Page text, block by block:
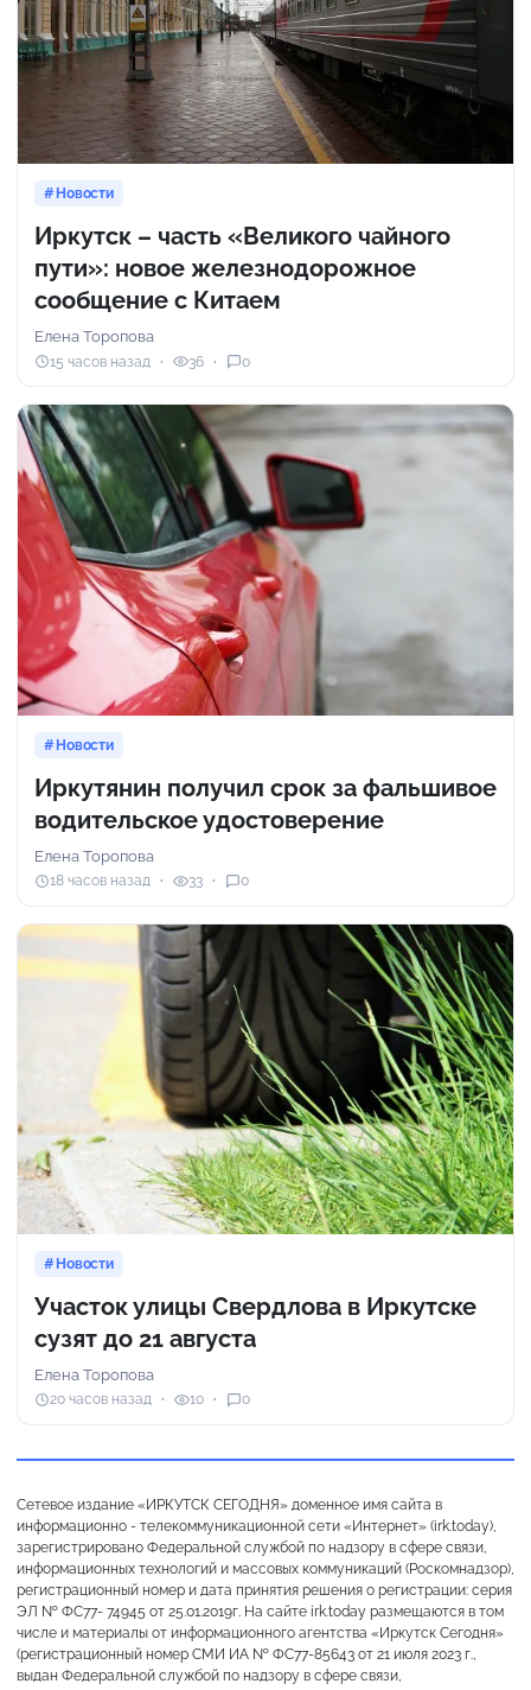
Новости
Иркутск – часть «Великого чайного
пути»: новое железнодорожное
сообщение с Китаем
Елена Торопова
15 часов назад 36 0
Новости
Иркутянин получил срок за фальшивое
водительское удостоверение
Елена Торопова
18 часов назад 33 0
Новости
Участок улицы Свердлова в Иркутске
сузят до 21 августа
Елена Торопова
20 часов назад 10 0
Сетевое издание «ИРКУТСК СЕГОДНЯ» доменное имя сайта в
информационно - телекоммуникационной сети «Интернет» (irk.today),
зарегистрировано Федеральной службой по надзору в сфере связи,
информационных технологий и массовых коммуникаций (Роскомнадзор),
регистрационный номер и дата принятия решения о регистрации: серия
ЭЛ № ФС77- 74945 от 25.01.2019г. На сайте irk.today размещаются в том
числе и материалы от информационного агентства «Иркутск Сегодня»
(регистрационный номер СМИ ИА № ФС77-85643 от 21 июля 2023 г.,
выдан Федеральной службой по надзору в сфере связи,